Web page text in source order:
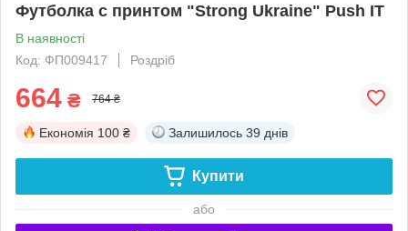
Футболка с принтом "Strong Ukraine" Push IT
В наявності
Код: ФП009417
Роздріб
664 ₴ 764 ₴
Економія 100 ₴ Залишилось 39 днів
Купити
або